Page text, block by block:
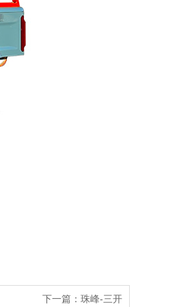
下一篇：珠峰-三开